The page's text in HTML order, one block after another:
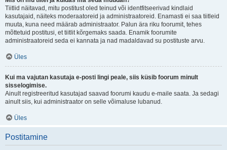
Tiitlid näitavad, mitu postitust oled teinud või identfitseerivad kindlaid
kasutajaid, näiteks moderaatoreid ja administraatoreid. Enamasti ei saa tiitleid
muuta, kuna need määrab administraator. Palun ära riku foorumit, tehes
mõttetuid postitusi, et tiitlit kõrgemaks saada. Enamik foorumite
administraatoreid seda ei kannata ja nad madaldavad su postituste arvu.
Üles
Kui ma vajutan kasutaja e-posti lingi peale, siis küsib foorum minult
sisselogimise.
Ainult registreeritud kasutajad saavad foorumi kaudu e-maile saata. Ja sedagi
ainult siis, kui administraator on selle võimaluse lubanud.
Üles
Postitamine